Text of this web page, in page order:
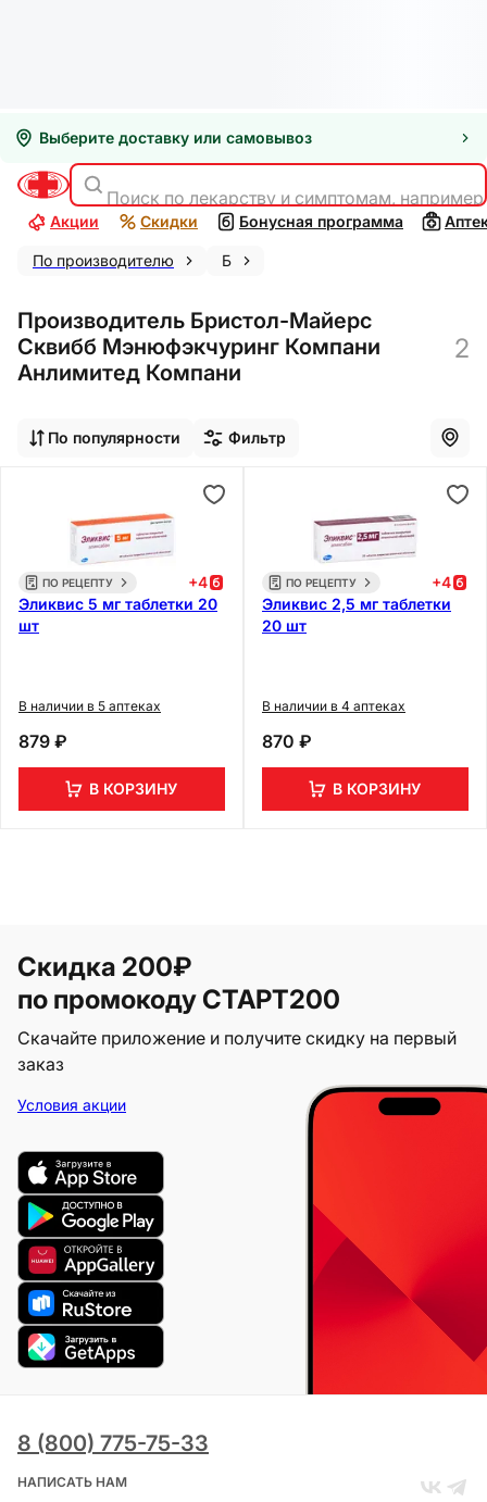
Выберите доставку или самовывоз
Поиск по лекарству и симптомам,
Акции Скидки Бонусная программа
По производителю Б
Производитель Бристол-Майерс
Сквибб Мэнюфэкчуринг Компани
Анлимитед Компани
2
По популярности Фильтр
ПО РЕЦЕПТУ +4
Эликвис 5 мг таблетки 20
шт
В наличии в 5 аптеках
879 ₽
В КОРЗИНУ
ПО РЕЦЕПТУ +4
Эликвис 2,5 мг таблетки
20 шт
В наличии в 4 аптеках
870 ₽
В КОРЗИНУ
Скидка 200₽
по промокоду СТАРТ200
Скачайте приложение и получите скидку на первый
заказ
Условия акции
8 (800) 775-75-33
НАПИСАТЬ НАМ